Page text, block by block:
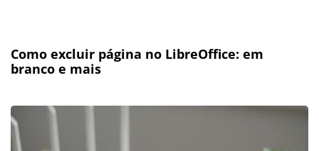
Como excluir página no LibreOffice: em
branco e mais